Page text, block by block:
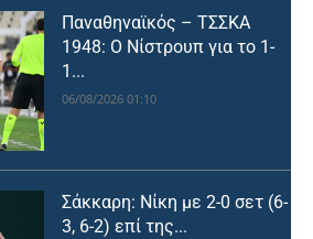
Παναθηναϊκός – ΤΣΣΚΑ
1948: Ο Νίστρουπ για το 1-
1...
06/08/2026 01:10
Σάκκαρη: Νίκη με 2-0 σετ (6-
3, 6-2) επί της...